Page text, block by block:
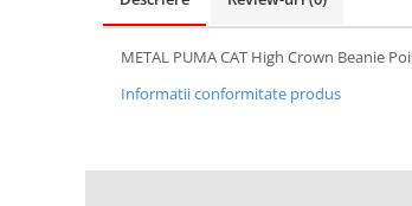
METAL PUMA CAT High Crown Beanie
Informatii conformitate produs